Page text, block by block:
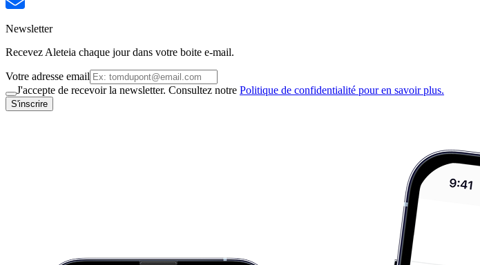
Newsletter
Recevez Aleteia chaque jour dans votre boite e-mail.
Votre adresse email
J'accepte de recevoir la newsletter. Consultez notre Politique de confidentialité pour en savoir plus.
S'inscrire